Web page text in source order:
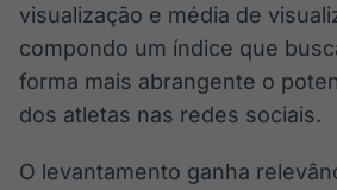
dados
displays e
visualização e média de
compondo um índice que
forma mais abrangente o
dos atletas nas redes sociais.
O levantamento ganha